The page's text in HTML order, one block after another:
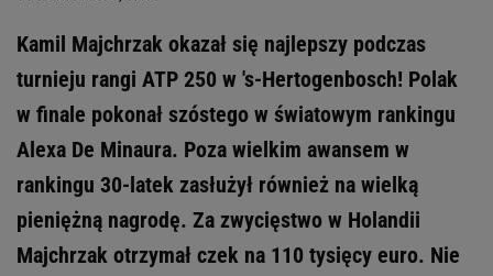
Kamil Majchrzak okazał się najlepszy podczas
turnieju rangi ATP 250 w 's-Hertogenbosch! Polak
w finale pokonał szóstego w światowym rankingu
Alexa De Minaura. Poza wielkim awansem w
rankingu 30-latek zasłużył również na wielką
pieniężną nagrodę. Za zwycięstwo w Holandii
Majchrzak otrzymał czek na 110 tysięcy euro. Nie